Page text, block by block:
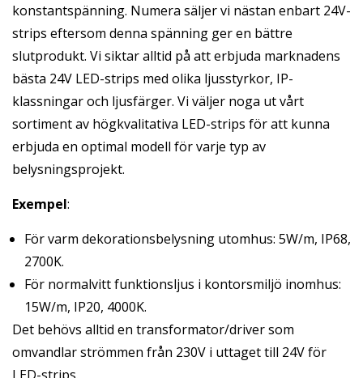
konstantspänning. Numera säljer vi nästan enbart 24V-
strips eftersom denna spänning ger en bättre
slutprodukt. Vi siktar alltid på att erbjuda marknadens
bästa 24V LED-strips med olika ljusstyrkor, IP-
klassningar och ljusfärger. Vi väljer noga ut vårt
sortiment av högkvalitativa LED-strips för att kunna
erbjuda en optimal modell för varje typ av
belysningsprojekt.
Exempel:
För varm dekorationsbelysning utomhus: 5W/m, IP68,
2700K.
För normalvitt funktionsljus i kontorsmiljö inomhus:
15W/m, IP20, 4000K.
Det behövs alltid en transformator/driver som
omvandlar strömmen från 230V i uttaget till 24V för
LED-strips.